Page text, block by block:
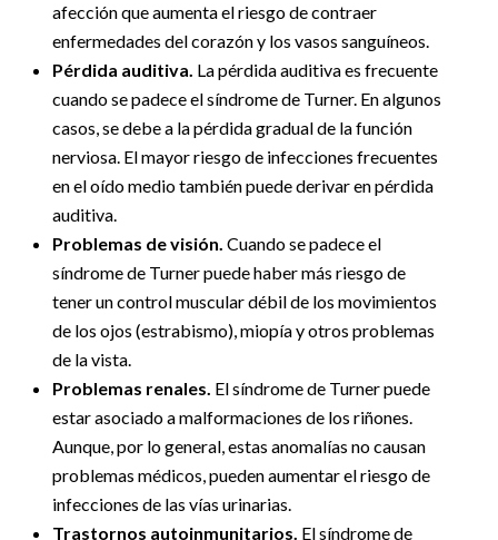
afección que aumenta el riesgo de contraer
enfermedades del corazón y los vasos sanguíneos.
Pérdida auditiva. La pérdida auditiva es frecuente
cuando se padece el síndrome de Turner. En algunos
casos, se debe a la pérdida gradual de la función
nerviosa. El mayor riesgo de infecciones frecuentes
en el oído medio también puede derivar en pérdida
auditiva.
Problemas de visión. Cuando se padece el
síndrome de Turner puede haber más riesgo de
tener un control muscular débil de los movimientos
de los ojos (estrabismo), miopía y otros problemas
de la vista.
Problemas renales. El síndrome de Turner puede
estar asociado a malformaciones de los riñones.
Aunque, por lo general, estas anomalías no causan
problemas médicos, pueden aumentar el riesgo de
infecciones de las vías urinarias.
Trastornos autoinmunitarios. El síndrome de